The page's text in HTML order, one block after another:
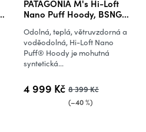
PATAGONIA M's Hi-Loft
Nano Puff Hoody, BSNG
4 999 Kč 8 399 Kč
(–40 %)
Odolná, teplá, větruvzdorná a
voděodolná, Hi-Loft Nano
Puff® Hoody je mohutná
syntetická...